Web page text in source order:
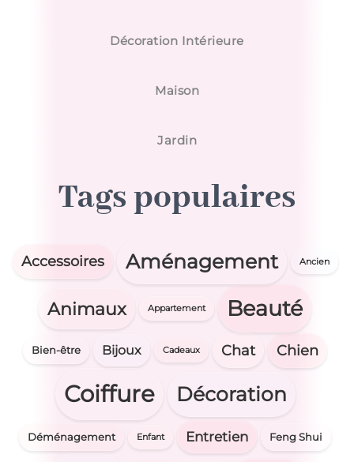
Décoration Intérieure
Maison
Jardin
Tags populaires
Accessoires Aménagement Ancien
Animaux Appartement Beauté
Bien-être Bijoux Cadeaux Chat Chien
Coiffure Décoration
Déménagement Enfant Entretien Feng Shui